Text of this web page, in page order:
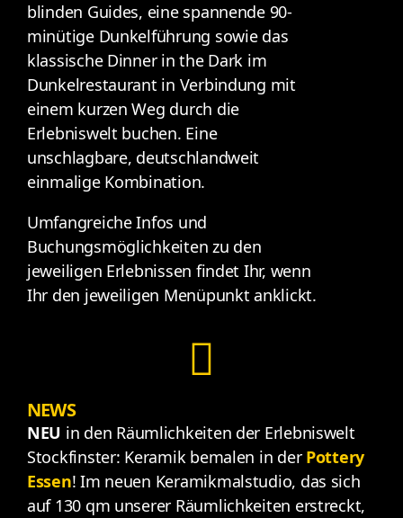
blinden Guides, eine spannende 90-
minütige Dunkelführung sowie das
klassische Dinner in the Dark im
Dunkelrestaurant in Verbindung mit
einem kurzen Weg durch die
Erlebniswelt buchen. Eine
unschlagbare, deutschlandweit
einmalige Kombination.
Umfangreiche Infos und
Buchungsmöglichkeiten zu den
jeweiligen Erlebnissen findet Ihr, wenn
Ihr den jeweiligen Menüpunkt anklickt.
NEWS
NEU in den Räumlichkeiten der Erlebniswelt
Stockfinster: Keramik bemalen in der Pottery
Essen! Im neuen Keramikmalstudio, das sich
auf 130 qm unserer Räumlichkeiten erstreckt,